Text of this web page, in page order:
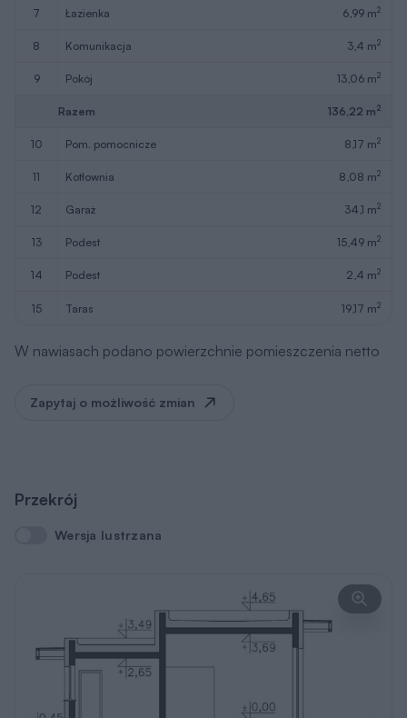
7 łazienka 6,99 m2
8 komunikacja 3,4 m2
9 pokój 13,06 m2
Razem 136,22 m2
10 pom. pomocnicze 8,17 m2
11 kotłownia 8,08 m2
12 garaż 34,1 m2
13 podest 15,49 m2
14 podest 2,4 m2
15 taras 19,17 m2
W nawiasach podano powierzchnie pomieszczenia netto
Zapytaj o możliwość zmian
Przekrój
Wersja lustrzana
Wersja lustrzana